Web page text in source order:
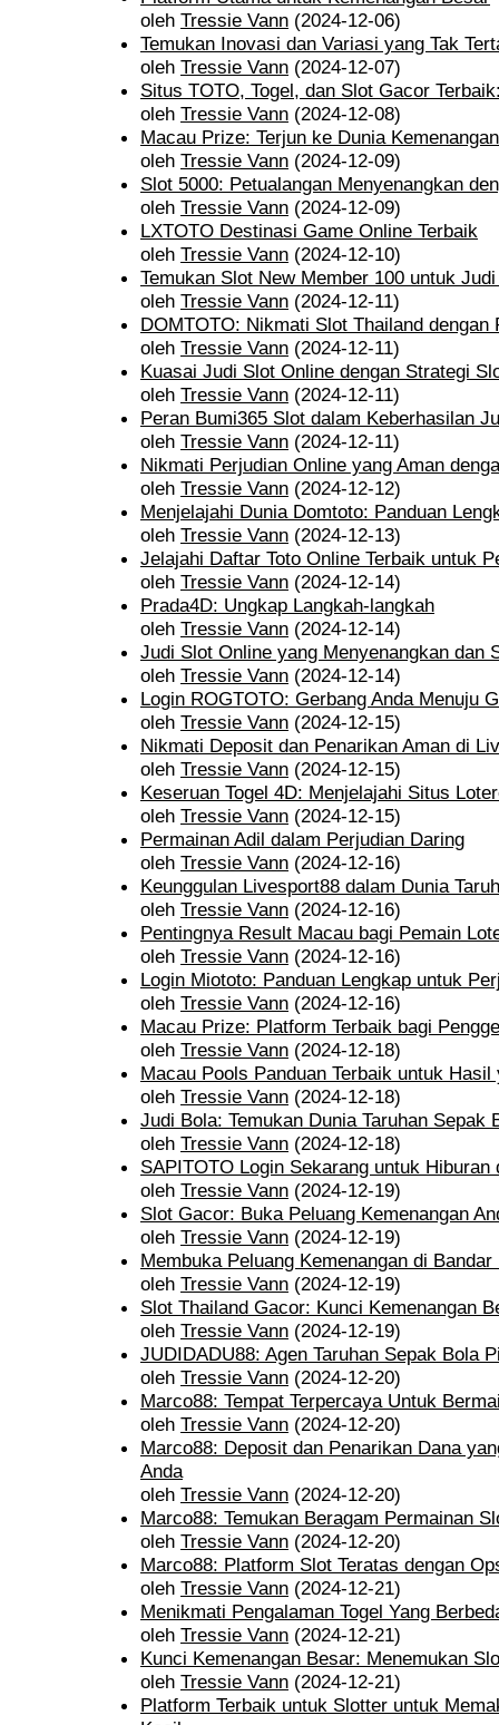
oleh Tressie Vann (2024-12-06)
Temukan Inovasi dan Variasi yang Tak
oleh Tressie Vann (2024-12-07)
Situs TOTO, Togel, dan Slot Gacor
oleh Tressie Vann (2024-12-08)
Macau Prize: Terjun ke Dunia
oleh Tressie Vann (2024-12-09)
Slot 5000: Petualangan Menyenangkan
oleh Tressie Vann (2024-12-09)
LXTOTO Destinasi Game Online Terbaik
oleh Tressie Vann (2024-12-10)
Temukan Slot New Member 100 untuk
oleh Tressie Vann (2024-12-11)
DOMTOTO: Nikmati Slot Thailand dengan
oleh Tressie Vann (2024-12-11)
Kuasai Judi Slot Online dengan Strategi
oleh Tressie Vann (2024-12-11)
Peran Bumi365 Slot dalam Keberhasilan
oleh Tressie Vann (2024-12-11)
Nikmati Perjudian Online yang Aman
oleh Tressie Vann (2024-12-12)
Menjelajahi Dunia Domtoto: Panduan
oleh Tressie Vann (2024-12-13)
Jelajahi Daftar Toto Online Terbaik untuk
oleh Tressie Vann (2024-12-14)
Prada4D: Ungkap Langkah-langkah
oleh Tressie Vann (2024-12-14)
Judi Slot Online yang Menyenangkan dan
oleh Tressie Vann (2024-12-14)
Login ROGTOTO: Gerbang Anda Menuju
oleh Tressie Vann (2024-12-15)
Nikmati Deposit dan Penarikan Aman di
oleh Tressie Vann (2024-12-15)
Keseruan Togel 4D: Menjelajahi Situs
oleh Tressie Vann (2024-12-15)
Permainan Adil dalam Perjudian Daring
oleh Tressie Vann (2024-12-16)
Keunggulan Livesport88 dalam Dunia
oleh Tressie Vann (2024-12-16)
Pentingnya Result Macau bagi Pemain
oleh Tressie Vann (2024-12-16)
Login Miototo: Panduan Lengkap untuk
oleh Tressie Vann (2024-12-16)
Macau Prize: Platform Terbaik bagi
oleh Tressie Vann (2024-12-18)
Macau Pools Panduan Terbaik untuk
oleh Tressie Vann (2024-12-18)
Judi Bola: Temukan Dunia Taruhan Sepak
oleh Tressie Vann (2024-12-18)
SAPITOTO Login Sekarang untuk Hiburan
oleh Tressie Vann (2024-12-19)
Slot Gacor: Buka Peluang Kemenangan
oleh Tressie Vann (2024-12-19)
Membuka Peluang Kemenangan di
oleh Tressie Vann (2024-12-19)
Slot Thailand Gacor: Kunci Kemenangan
oleh Tressie Vann (2024-12-19)
JUDIDADU88: Agen Taruhan Sepak Bola
oleh Tressie Vann (2024-12-20)
Marco88: Tempat Terpercaya Untuk
oleh Tressie Vann (2024-12-20)
Marco88: Deposit dan Penarikan Dana
Anda
oleh Tressie Vann (2024-12-20)
Marco88: Temukan Beragam Permainan
oleh Tressie Vann (2024-12-20)
Marco88: Platform Slot Teratas dengan
oleh Tressie Vann (2024-12-21)
Menikmati Pengalaman Togel Yang
oleh Tressie Vann (2024-12-21)
Kunci Kemenangan Besar: Menemukan
oleh Tressie Vann (2024-12-21)
Platform Terbaik untuk Slotter untuk